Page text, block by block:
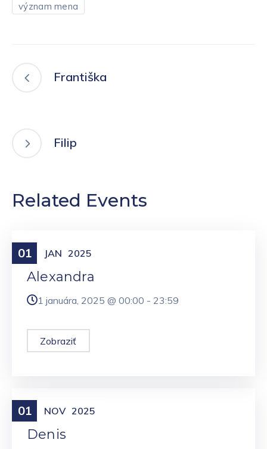
význam mena
Františka
Filip
Related Events
01 JAN 2025
Meniny
Alexandra
1 januára, 2025 @ 00:00 - 23:59
Zobraziť
01 NOV 2025
Meniny
Denis